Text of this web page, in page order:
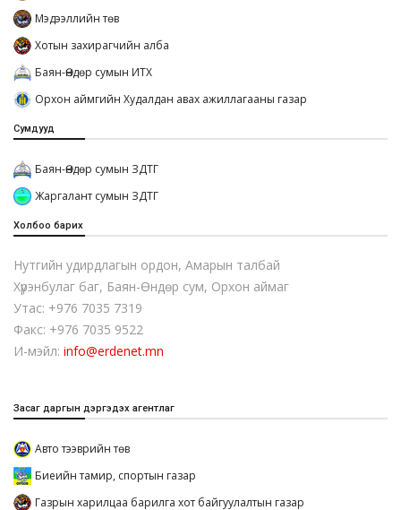
Мэдээллийн төв
Хотын захирагчийн алба
Баян-Өндөр сумын ИТХ
Орхон аймгийн Худалдан авах ажиллагааны газар
Сумдууд
Баян-Өндөр сумын ЗДТГ
Жаргалант сумын ЗДТГ
Холбоо барих
Нутгийн удирдлагын ордон, Амарын талбай
Хүрэнбулаг баг, Баян-Өндөр сум, Орхон аймаг
Утас: +976 7035 7319
Факс: +976 7035 9522
И-мэйл: info@erdenet.mn
Засаг даргын дэргэдэх агентлаг
Авто тээврийн төв
Биеийн тамир, спортын газар
Газрын харилцаа барилга хот байгуулалтын газар